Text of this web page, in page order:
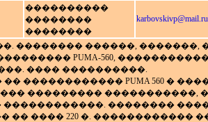
����������
��������
��������
karbovskivp@mail.ru
�������� ������, �������,
PUMA-560,
���� ����������.
������������ PUMA 560 �
���������
��������
���� 220 �. ������������